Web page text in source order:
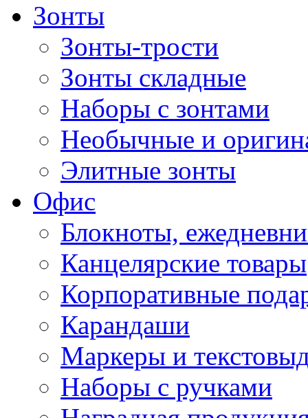
Зонты
Зонты-трости
Зонты складные
Наборы с зонтами
Необычные и
Элитные зонты
Офис
Блокноты,
Канцелярские товары
Корпоративные
Карандаши
Маркеры и
Наборы с ручками